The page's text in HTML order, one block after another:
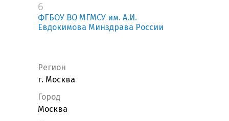
6
ФГБОУ ВО МГМСУ им. А.И.
Евдокимова Минздрава России
Регион
г. Москва
Город
Москва